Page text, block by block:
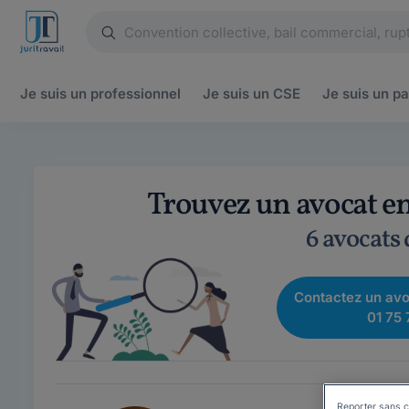
Je suis un professionnel Je suis un CSE Je suis un
Trouvez un avocat
6
Contactez un
01 75
Reporter sans